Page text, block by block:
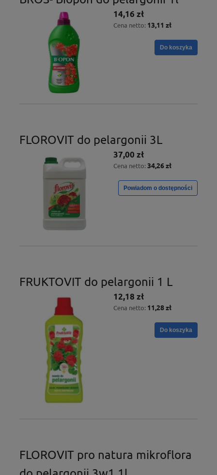
14,16 zł
Cena netto: 13,11 zł
Do koszyka
FLOROVIT do pelargonii 3L
37,00 zł
Cena netto: 34,26 zł
Powiadom o dostępności
FRUKTOVIT do pelargonii 1 L
12,18 zł
Cena netto: 11,28 zł
Do koszyka
FLOROVIT pro natura mikroflora